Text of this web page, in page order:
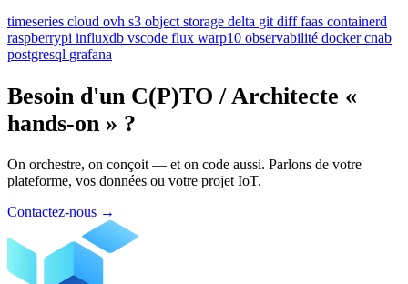
timeseries cloud ovh s3 object storage delta git diff faas containerd
raspberrypi influxdb vscode flux warp10 observabilité docker cnab
postgresql grafana
Besoin d'un C(P)TO / Architecte «
hands-on » ?
On orchestre, on conçoit — et on code aussi. Parlons de votre
plateforme, vos données ou votre projet IoT.
Contactez-nous →